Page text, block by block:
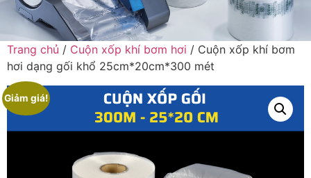
Trang chủ / Cuộn xốp khí bơm hơi / Cuộn xốp khí bơm
hơi dạng gối khổ 25cm*20cm*300 mét
Giảm giá!